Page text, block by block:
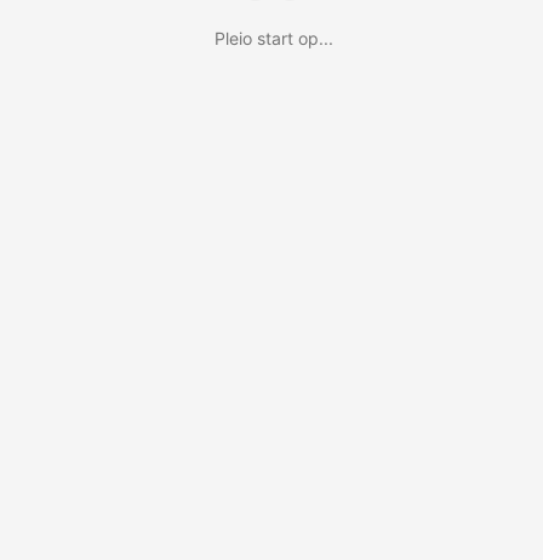
Pleio start op...